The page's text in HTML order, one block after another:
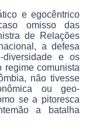
e egocêntrico
omisso das
de Relações
a defesa
e os
regime comunista
não tivesse
ou geo-
se a pitoresca
a batalha